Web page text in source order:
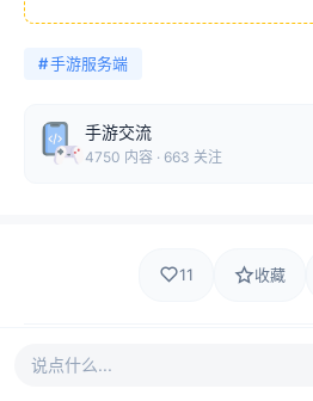
#手游服务端
手游交流
4750 内容 · 663 关注
11 收藏
说点什么...